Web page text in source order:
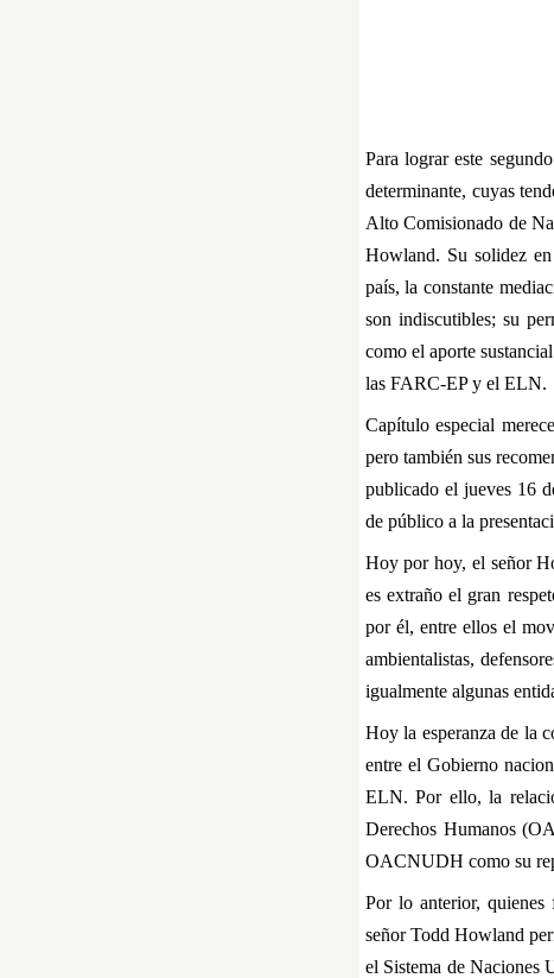
Para lograr este
determinante, cuyas
Alto Comisionado de
Howland. Su solidez
país, la constante
son indiscutibles; su
como el aporte
las FARC-EP y el ELN.
Capítulo especial
pero también sus
publicado el jueves 16
de público a la
Hoy por hoy, el señor
es extraño el gran
por él, entre ellos el
ambientalistas,
igualmente algunas
Hoy la esperanza de la
entre el Gobierno
ELN. Por ello, la
Derechos Humanos
OACNUDH como su
Por lo anterior, quienes
señor Todd Howland
el Sistema de Naciones